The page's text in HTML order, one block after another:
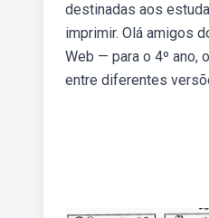
destinadas aos
imprimir. Olá amigos
Web — para o 4º ano,
entre diferentes